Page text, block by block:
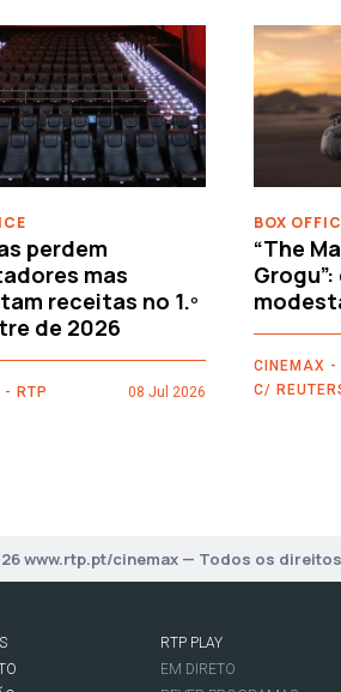
perdem
mas
receitas no 1.º
de 2026
- RTP
08 Jul 2026
BOX
“The
CINEMAX -
C/
www.rtp.pt/cinemax — Todos os
RTP PLAY
EM DIRETO